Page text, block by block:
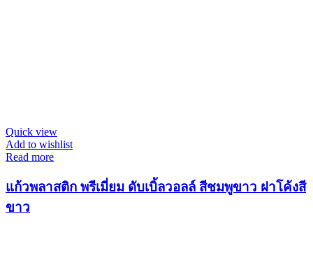
Quick view
Add to wishlist
Read more
แก้วพลาสติก พรีเมี่ยม ดับเบิ้ลวอลล์ สีชมพูขาว ฝาโค้งสี
ขาว